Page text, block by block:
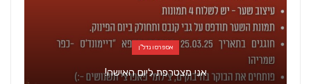
אספרסו נדל"ן
אני מצטרפת ליום האישה!